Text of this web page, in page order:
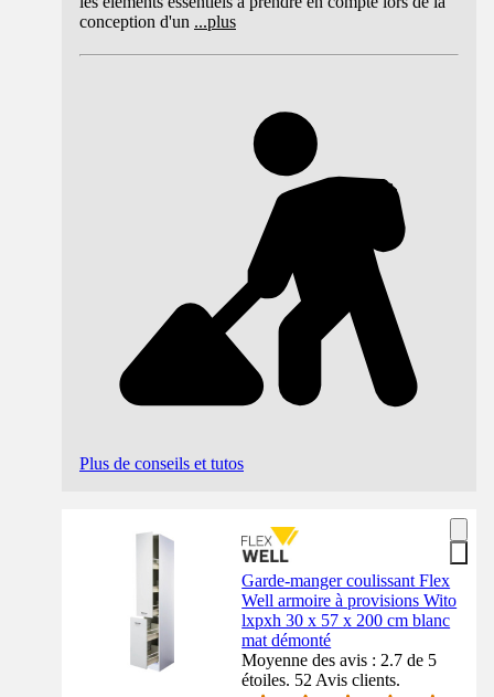
conception d'un ...plus
Plus de conseils et tutos
Garde-manger coulissant Flex
Well armoire à provisions Wito
lxpxh 30 x 57 x 200 cm blanc
mat démonté
Moyenne des avis : 2.7 de 5
étoiles. 52 Avis clients.